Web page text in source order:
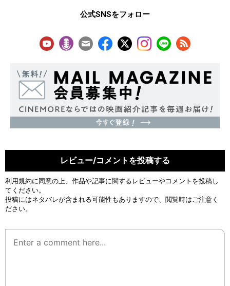
公式SNSをフォロー
レビュー/コメントを投稿する
利用規約に同意の上、作品や記事に関するレビューやコメントを投稿し
てください。
投稿にはネタバレが含まれる可能性もありますので、閲覧時はご注意く
ださい。